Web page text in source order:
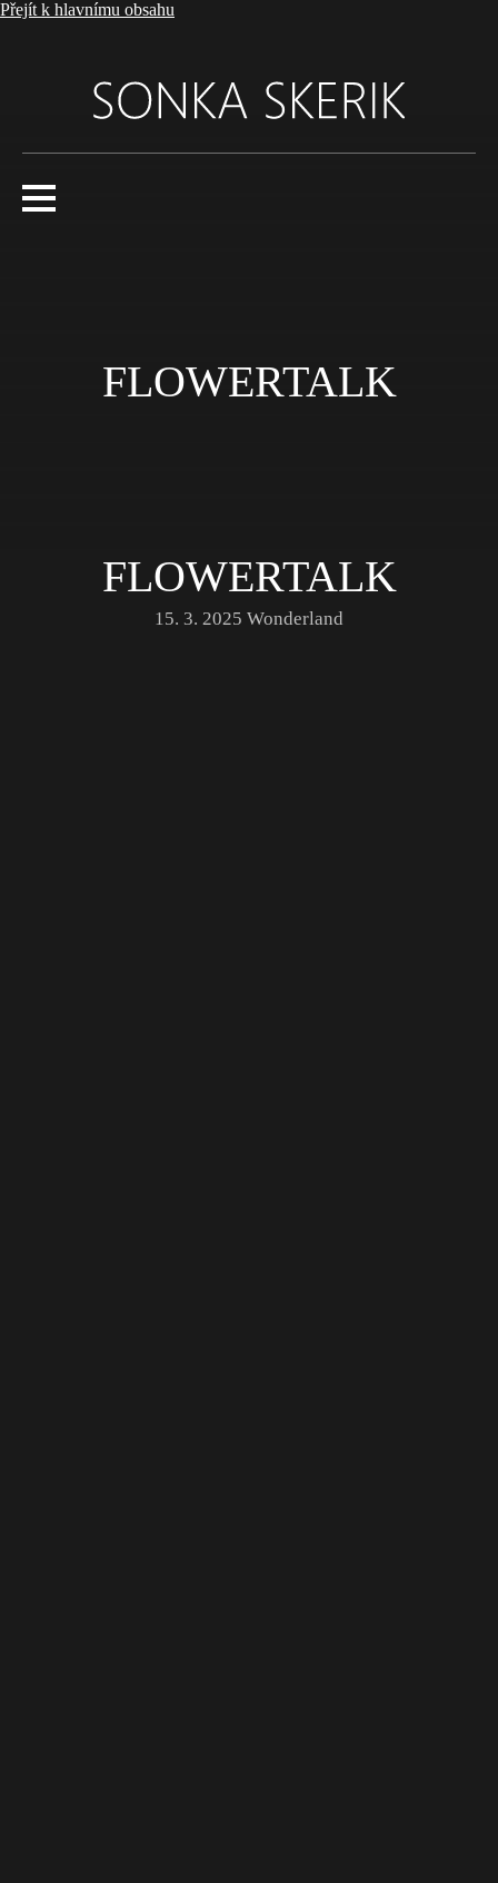
Přejít k hlavnímu obsahu
FLOWERTALK
FLOWERTALK
15. 3. 2025 Wonderland